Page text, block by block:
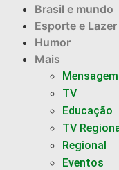
Brasil e mundo
Esporte e Lazer
Humor
Mais
TV
Educação
TV
Regional
Eventos